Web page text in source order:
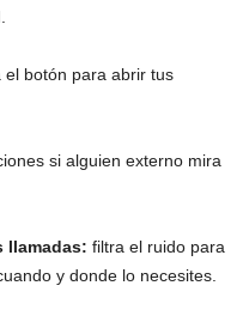
el botón para abrir tus
si alguien externo mira
llamadas: filtra el ruido para
y donde lo necesites.